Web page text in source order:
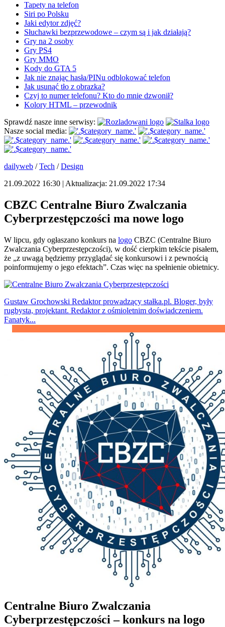
Tapety na telefon
Siri po Polsku
Jaki edytor zdjęć?
Słuchawki bezprzewodowe – czym są i jak działają?
Gry na 2 osoby
Gry PS4
Gry MMO
Kody do GTA 5
Jak nie znając hasła/PINu odblokować telefon
Jak usunąć tło z obrazka?
Czyj to numer telefonu? Kto do mnie dzwonił?
Kolory HTML – przewodnik
Sprawdź nasze inne serwisy:
Nasze social media:
dailyweb /Tech /Design
21.09.2022 16:30 | Aktualizacja: 21.09.2022 17:34
CBZC Centralne Biuro Zwalczania
Cyberprzestępczości ma nowe logo
W lipcu, gdy ogłaszano konkurs na logo CBZC (Centralne Biuro
Zwalczania Cyberprzestępczości), w dość cierpkim tekście pisałem,
że „z uwagą będziemy przyglądać się konkursowi i z pewnością
poinformujemy o jego efektach”. Czas więc na spełnienie obietnicy.
Gustaw Grochowski Redaktor prowadzący stałka.pl. Bloger, były
rugbysta, projektant. Redaktor z ośmioletnim doświadczeniem.
Fanatyk...
Centralne Biuro Zwalczania
Cyberprzestępczości – konkurs na logo